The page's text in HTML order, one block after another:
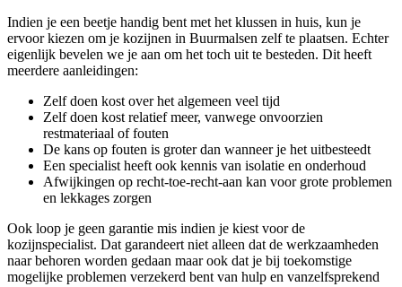
Indien je een beetje handig bent met het klussen in huis, kun je
ervoor kiezen om je kozijnen in Buurmalsen zelf te plaatsen. Echter
eigenlijk bevelen we je aan om het toch uit te besteden. Dit heeft
meerdere aanleidingen:
Zelf doen kost over het algemeen veel tijd
Zelf doen kost relatief meer, vanwege onvoorzien
restmateriaal of fouten
De kans op fouten is groter dan wanneer je het uitbesteedt
Een specialist heeft ook kennis van isolatie en onderhoud
Afwijkingen op recht-toe-recht-aan kan voor grote problemen
en lekkages zorgen
Ook loop je geen garantie mis indien je kiest voor de
kozijnspecialist. Dat garandeert niet alleen dat de werkzaamheden
naar behoren worden gedaan maar ook dat je bij toekomstige
mogelijke problemen verzekerd bent van hulp en vanzelfsprekend